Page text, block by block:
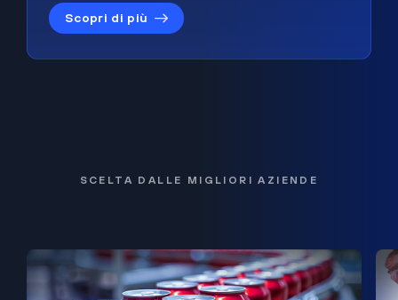
Scopri di più
SCELTA DALLE MIGLIORI AZIENDE